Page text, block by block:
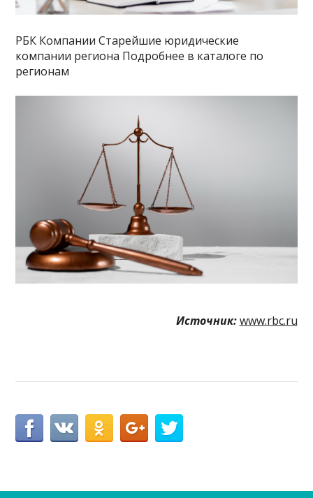
РБК Компании Старейшие юридические
компании региона Подробнее в каталоге по
регионам
Источник: www.rbc.ru